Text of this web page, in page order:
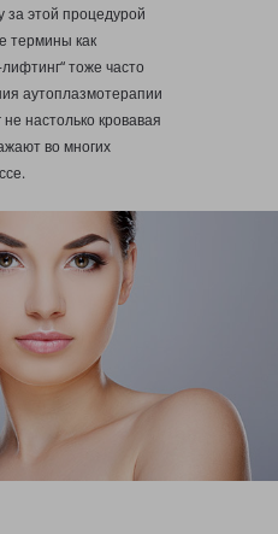
за этой процедурой
термины как
тоже часто
аутоплазмотерапии
настолько кровавая
во многих